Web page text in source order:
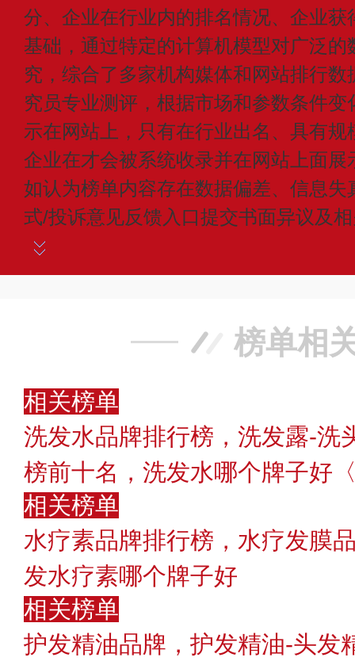
分、企业在行业内的排名情况、企业
基础，通过特定的计算机模型对广泛
究，综合了多家机构媒体和网站排行
究员专业测评，根据市场和参数条件
示在网站上，只有在行业出名、具有
企业在才会被系统收录并在网站上面
如认为榜单内容存在数据偏差、信息
式/投诉意见反馈入口提交书面异议及
榜单相
相关榜单
洗发水品牌排行榜，洗发露-洗
榜前十名，洗发水哪个牌子好
相关榜单
水疗素品牌排行榜，水疗发膜
发水疗素哪个牌子好
相关榜单
护发精油品牌，护发精油-头发